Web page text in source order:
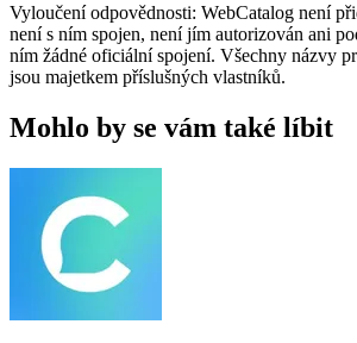
Vyloučení odpovědnosti: WebCatalog není
není s ním spojen, není jím autorizován ani
ním žádné oficiální spojení. Všechny názvy
jsou majetkem příslušných vlastníků.
Mohlo by se vám také líbit